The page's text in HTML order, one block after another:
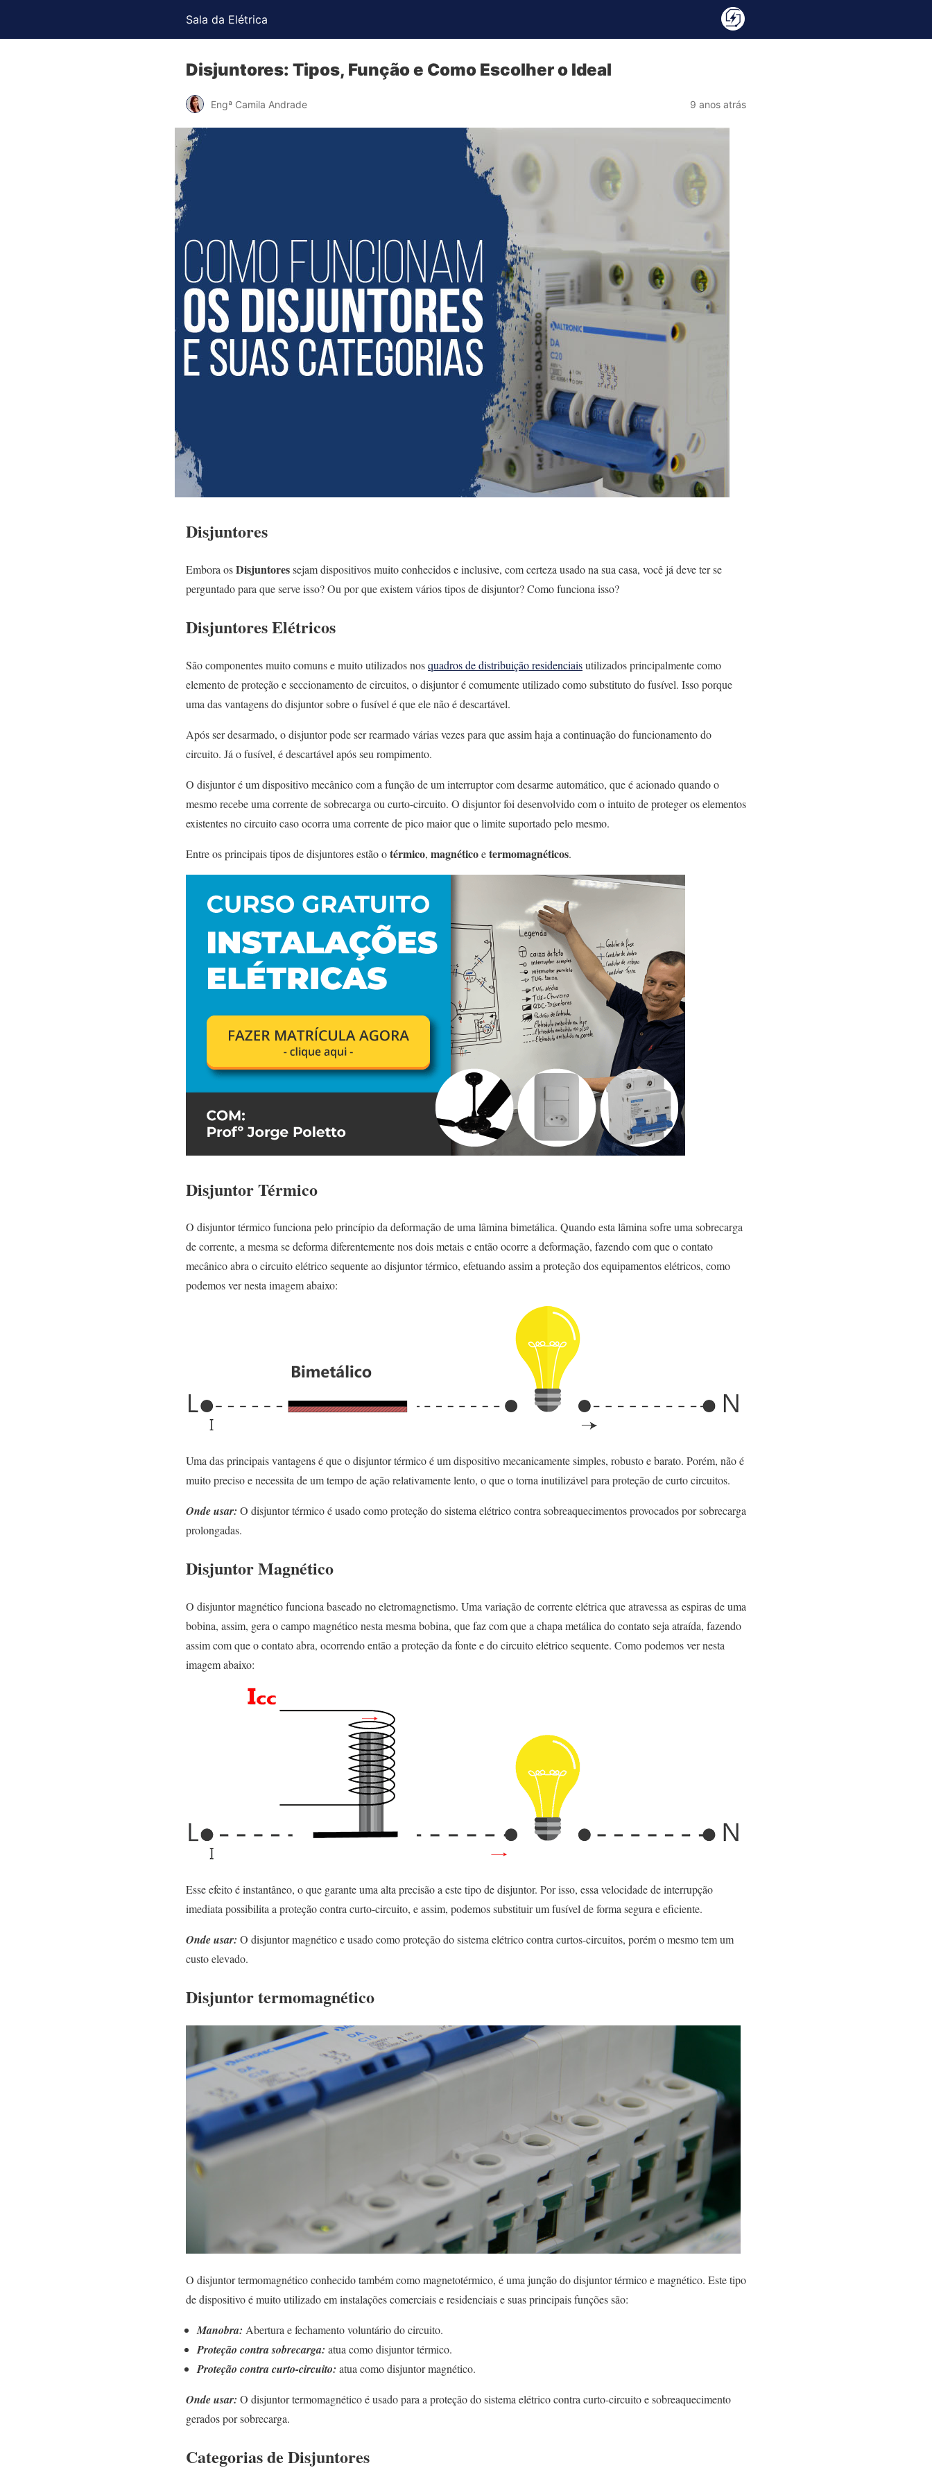
Sala da Elétrica
Disjuntores: Tipos, Função e Como Escolher o Ideal
Engª Camila Andrade 9 anos atrás
Disjuntores
Embora osDisjuntoressejam dispositivos muito conhecidos e inclusive, com certeza usado na sua casa, você já deve ter se
perguntado para que serve isso? Ou por que existem vários tipos de disjuntor? Como funciona isso?
Disjuntores Elétricos
São componentes muito comuns e muito utilizados nosquadros de distribuição residenciaisutilizados principalmente como
elemento de proteção e seccionamento de circuitos, o disjuntor é comumente utilizado como substituto do fusível. Isso porque
uma das vantagens do disjuntor sobre o fusível é que ele não é descartável.
Após ser desarmado, o disjuntor pode ser rearmado várias vezes para que assim haja a continuação do funcionamento do
circuito. Já o fusível, é descartável após seu rompimento.
O disjuntor é um dispositivo mecânico com a função de um interruptor com desarme automático, que é acionado quando o
mesmo recebe uma corrente de sobrecarga ou curto-circuito. O disjuntor foi desenvolvido com o intuito de proteger os elementos
existentes no circuito caso ocorra uma corrente de pico maior que o limite suportado pelo mesmo.
Entre os principais tipos de disjuntores estão otérmico, magnéticoetermomagnéticos.
Disjuntor Térmico
O disjuntor térmico funciona pelo princípio da deformação de uma lâmina bimetálica. Quando esta lâmina sofre uma sobrecarga
de corrente, a mesma se deforma diferentemente nos dois metais e então ocorre a deformação, fazendo com que o contato
mecânico abra o circuito elétrico sequente ao disjuntor térmico, efetuando assim a proteção dos equipamentos elétricos, como
podemos ver nesta imagem abaixo:
Uma das principais vantagens é que o disjuntor térmico é um dispositivo mecanicamente simples, robusto e barato. Porém, não é
muito preciso e necessita de um tempo de ação relativamente lento, o que o torna inutilizável para proteção de curto circuitos.
Onde usar: O disjuntor térmico é usado como proteção do sistema elétrico contra sobreaquecimentos provocados por sobrecarga
prolongadas.
Disjuntor Magnético
O disjuntor magnético funciona baseado no eletromagnetismo. Uma variação de corrente elétrica que atravessa as espiras de uma
bobina, assim, gera o campo magnético nesta mesma bobina, que faz com que a chapa metálica do contato seja atraída, fazendo
assim com que o contato abra, ocorrendo então a proteção da fonte e do circuito elétrico sequente. Como podemos ver nesta
imagem abaixo:
Esse efeito é instantâneo, o que garante uma alta precisão a este tipo de disjuntor. Por isso, essa velocidade de interrupção
imediata possibilita a proteção contra curto-circuito, e assim, podemos substituir um fusível de forma segura e eficiente.
Onde usar: O disjuntor magnético e usado como proteção do sistema elétrico contra curtos-circuitos, porém o mesmo tem um
custo elevado.
Disjuntor termomagnético
O disjuntor termomagnético conhecido também como magnetotérmico, é uma junção do disjuntor térmico e magnético. Este tipo
de dispositivo é muito utilizado em instalações comerciais e residenciais e suas principais funções são:
Manobra: Abertura e fechamento voluntário do circuito.
Proteção contra sobrecarga: atua como disjuntor térmico.
Proteção contra curto-circuito: atua como disjuntor magnético.
Onde usar: O disjuntor termomagnético é usado para a proteção do sistema elétrico contra curto-circuito e sobreaquecimento
gerados por sobrecarga.
Categorias de Disjuntores